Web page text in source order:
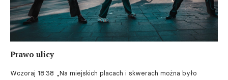
Prawo ulicy
Wczoraj 18:38 „Na miejskich placach i skwerach można było